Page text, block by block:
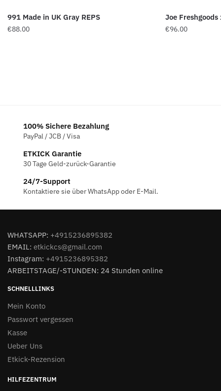
991 Made in UK Gray REPS
€88.00
Joe Freshgoods
€96.00
100% Sichere Bezahlung
PayPal / JCB / Visa
ETKICK Garantie
30 Tage Geld-zurück-Garantie
24/7-Support
Kontaktiere sie über WhatsApp oder E-Mail.
WHATSAPP: +4915236895382
EMAIL: etkickcs@gmail.com
Instagram: +4915236895382
ARBEITSTAGE/-STUNDEN: 24 Stunden online
SCHNELLLINKS
Mein Konto
Passwort vergessen
Kasse
Ueber Uns
Etkick-Rezension
HILFEZENTRUM